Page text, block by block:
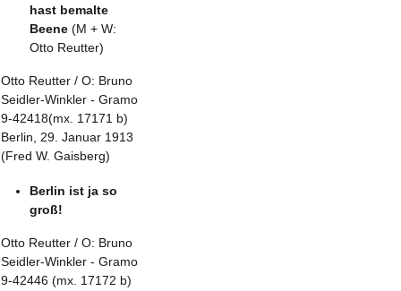
hast bemalte
Beene (M + W:
Otto Reutter)
Otto Reutter / O: Bruno
Seidler-Winkler - Gramo
9-42418(mx. 17171 b)
Berlin, 29. Januar 1913
(Fred W. Gaisberg)
Berlin ist ja so
groß!
Otto Reutter / O: Bruno
Seidler-Winkler - Gramo
9-42446 (mx. 17172 b)